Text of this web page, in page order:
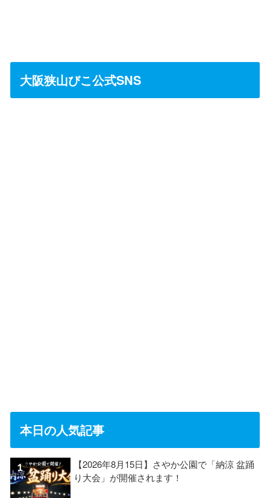
大阪狭山びこ公式SNS
本日の人気記事
【2026年8月15日】さやか公園で「納涼 盆踊
り大会」が開催されます！